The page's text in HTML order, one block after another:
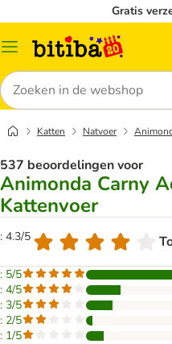
Gratis
Catalogusmenu
Zoeken
Katten Natvoer
537 beoordelingen voor
Animonda Carny
Kattenvoer
: 4.3/5
: 5/5
: 4/5
: 3/5
: 2/5
: 1/5